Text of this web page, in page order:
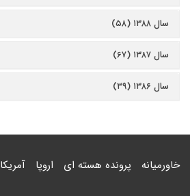
سال ۱۳۸۸ (۵۸)
سال ۱۳۸۷ (۶۷)
سال ۱۳۸۶ (۳۹)
خاورمیانه پرونده هسته ای اروپا آمریکا